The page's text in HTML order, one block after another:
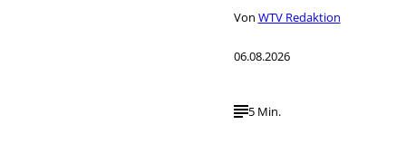
Von WTV Redaktion
06.08.2026
5 Min.